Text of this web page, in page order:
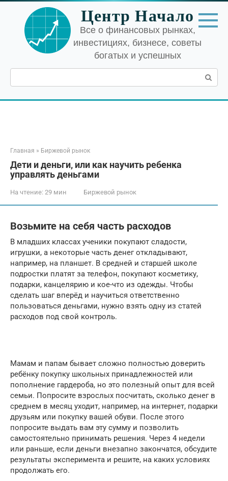
Перейти
контенту
Центр Начало
Все о финансовых рынках,
инвестициях, бизнесе, советы
богатых и успешных
Поиск:
Главная » Биржевой рынок
Дети и деньги, или как научить ребенка
управлять деньгами
На чтение: 29 мин Биржевой рынок
Возьмите на себя часть расходов
В младших классах ученики покупают сладости,
игрушки, а некоторые часть денег откладывают,
например, на планшет. В средней и старшей школе
подростки платят за телефон, покупают косметику,
подарки, канцелярию и кое-что из одежды. Чтобы
сделать шаг вперёд и научиться ответственно
пользоваться деньгами, нужно взять одну из статей
расходов под свой контроль.
Мамам и папам бывает сложно полностью доверить
ребёнку покупку школьных принадлежностей или
пополнение гардероба, но это полезный опыт для всей
семьи. Попросите взрослых посчитать, сколько денег в
среднем в месяц уходит, например, на интернет, подарки
друзьям или покупку вашей обуви. После этого
попросите выдать вам эту сумму и позволить
самостоятельно принимать решения. Через 4 недели
или раньше, если деньги внезапно закончатся, обсудите
результаты эксперимента и решите, на каких условиях
продолжать его.